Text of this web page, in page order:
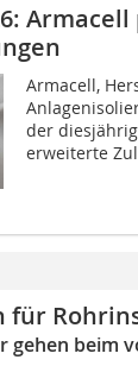
Armacell,
der
erweiterte
für
gehen beim